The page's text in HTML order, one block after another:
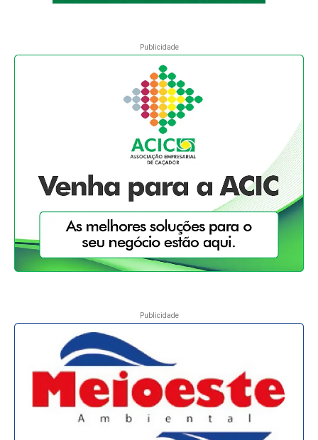
Publicidade
Publicidade